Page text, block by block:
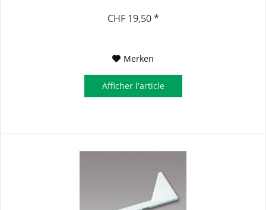
CHF 19,50 *
Merken
Afficher l'article